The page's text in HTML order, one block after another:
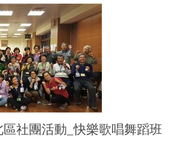
社團活動_快樂歌唱舞蹈班